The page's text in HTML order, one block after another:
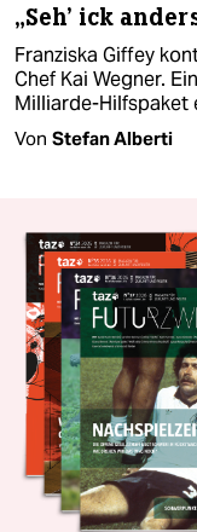
„Seh' ick
Franziska Giffey
Chef Kai Wegner.
Milliarde-Hilfspaket
Von Stefan Alberti